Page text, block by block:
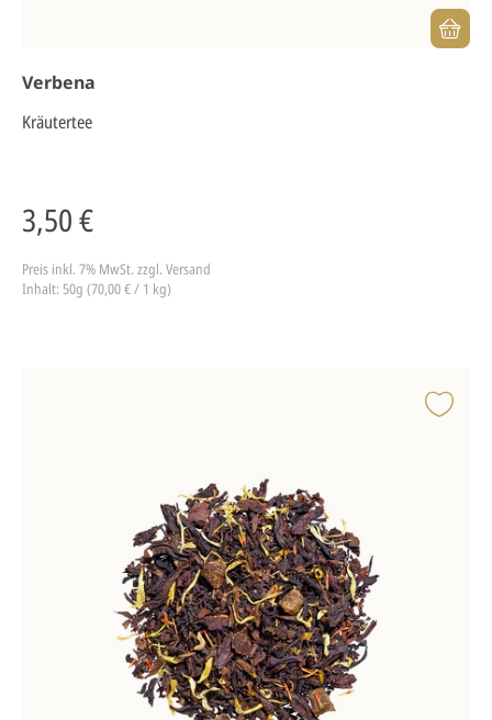
Verbena
Kräutertee
3,50 €
Preis inkl. 7% MwSt. zzgl. Versand
Inhalt: 50g (70,00 € / 1 kg)